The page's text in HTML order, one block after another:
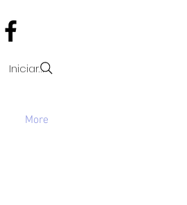
Iniciar sesión
More